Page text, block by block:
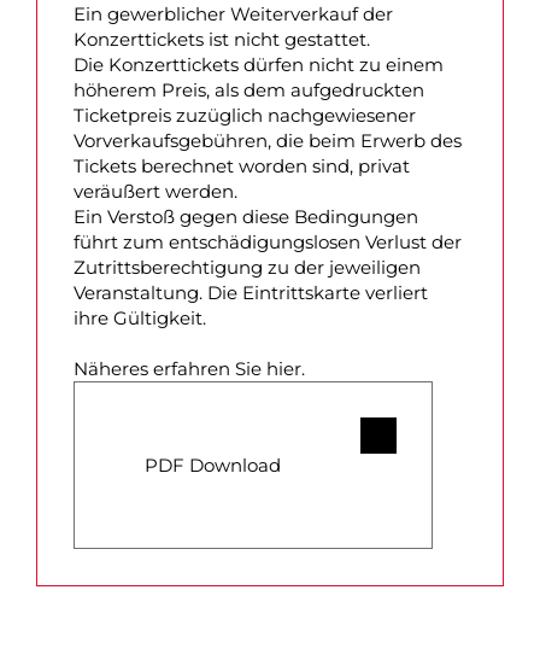
Ein gewerblicher Weiterverkauf der
Konzerttickets ist nicht gestattet.
Die Konzerttickets dürfen nicht zu einem
höherem Preis, als dem aufgedruckten
Ticketpreis zuzüglich nachgewiesener
Vorverkaufsgebühren, die beim Erwerb des
Tickets berechnet worden sind, privat
veräußert werden.
Ein Verstoß gegen diese Bedingungen
führt zum entschädigungslosen Verlust der
Zutrittsberechtigung zu der jeweiligen
Veranstaltung. Die Eintrittskarte verliert
ihre Gültigkeit.
Näheres erfahren Sie hier.
PDF Download